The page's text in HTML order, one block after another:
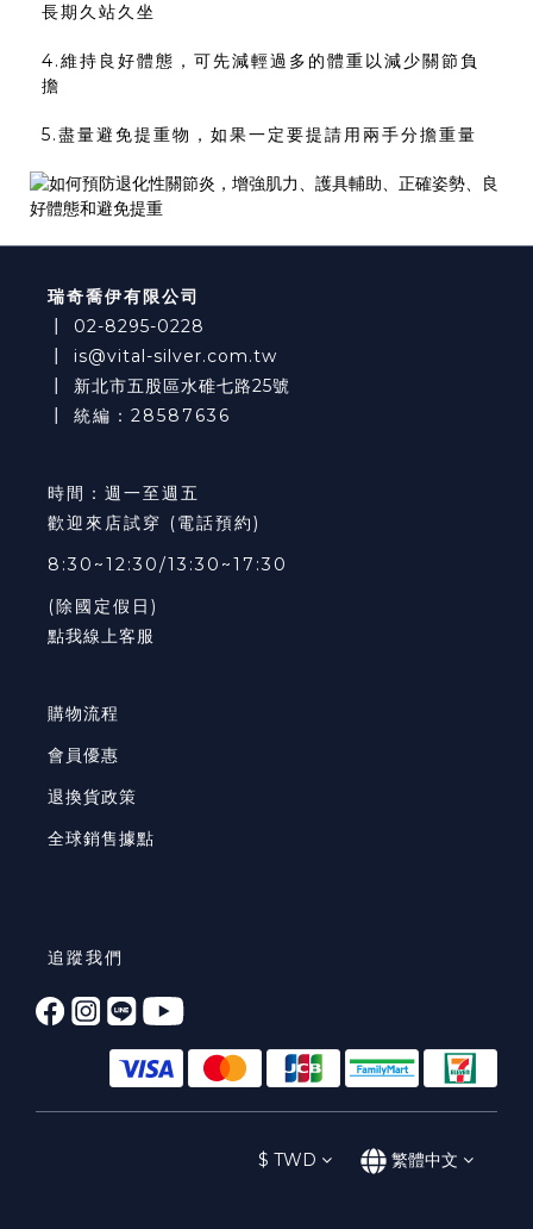
長期久站久坐
4.維持良好體態，可先減輕過多的體重以減少關節負
擔
5.盡量避免提重物，如果一定要提請用兩手分擔重量
瑞奇喬伊有限公司
02-8295-0228
is@vital-silver.com.tw
新北市五股區水碓七路25號
┃ 統編：28587636
時間：週一至週五
歡迎來店試穿 (電話預約)
8:30~12:30/13:30~17:30
(除國定假日)
點我線上客服
購物流程
會員優惠
退換貨政策
全球銷售據點
追蹤我們
$ TWD 繁體中文